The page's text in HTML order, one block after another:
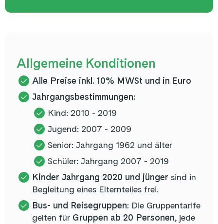
Allgemeine Konditionen
Alle Preise inkl. 10% MWSt und in Euro
Jahrgangsbestimmungen:
Kind: 2010 - 2019
Jugend: 2007 - 2009
Senior: Jahrgang 1962 und älter
Schüler: Jahrgang 2007 - 2019
Kinder Jahrgang 2020 und jünger sind in
Begleitung eines Elternteiles frei.
Bus- und Reisegruppen: Die Gruppentarife
gelten für Gruppen ab 20 Personen, jede